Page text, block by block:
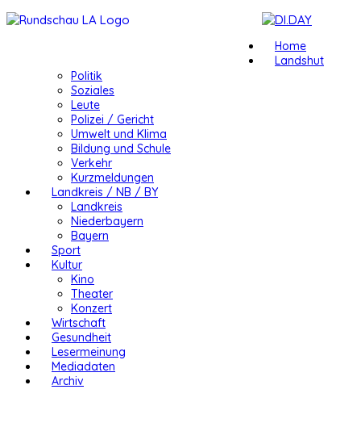
Home
Landshut
Politik
Soziales
Leute
Polizei / Gericht
Umwelt und Klima
Bildung und Schule
Verkehr
Kurzmeldungen
Landkreis / NB / BY
Landkreis
Niederbayern
Bayern
Sport
Kultur
Kino
Theater
Konzert
Wirtschaft
Gesundheit
Lesermeinung
Mediadaten
Archiv